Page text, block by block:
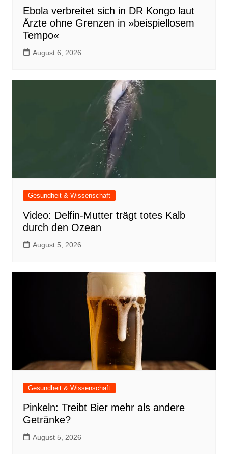
Ebola verbreitet sich in DR Kongo laut
Ärzte ohne Grenzen in »beispiellosem
Tempo«
August 6, 2026
Gesundheit & Wissenschaft
Video: Delfin-Mutter trägt totes Kalb
durch den Ozean
August 5, 2026
Gesundheit & Wissenschaft
Pinkeln: Treibt Bier mehr als andere
Getränke?
August 5, 2026